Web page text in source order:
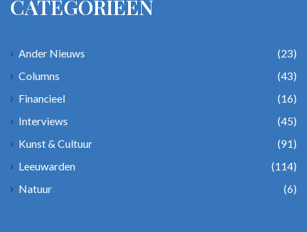
CATEGORIEËN
Ander Nieuws
(23)
Columns
(43)
Financieel
(16)
Interviews
(45)
Kunst & Cultuur
(91)
Leeuwarden
(114)
Natuur
(6)